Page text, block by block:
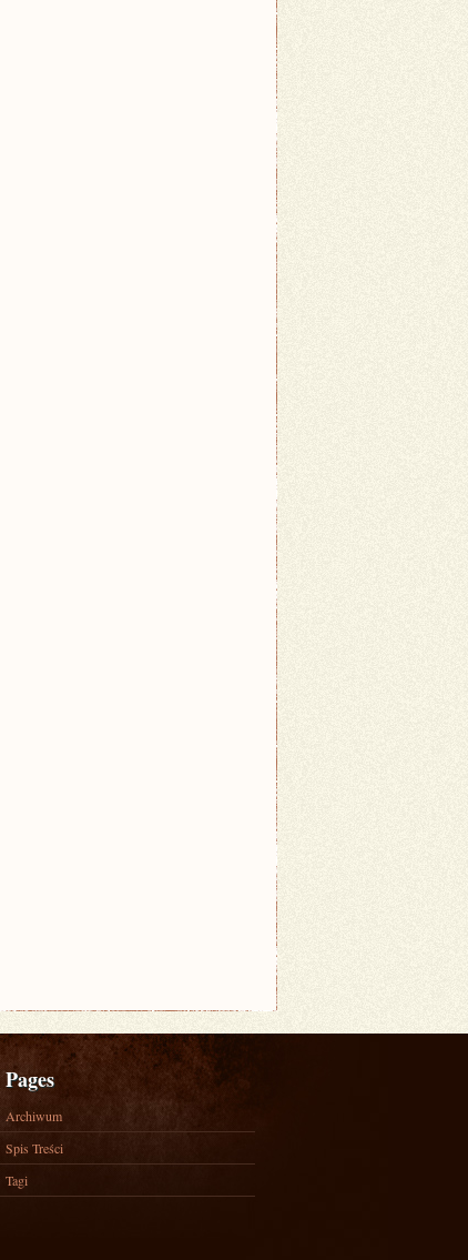
Pages
Archiwum
Spis Treści
Tagi